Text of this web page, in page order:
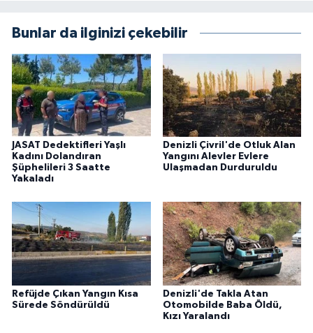
Bunlar da ilginizi çekebilir
JASAT Dedektifleri Yaşlı
Kadını Dolandıran
Şüphelileri 3 Saatte
Yakaladı
Denizli Çivril'de Otluk Alan
Yangını Alevler Evlere
Ulaşmadan Durduruldu
Refüjde Çıkan Yangın Kısa
Sürede Söndürüldü
Denizli'de Takla Atan
Otomobilde Baba Öldü,
Kızı Yaralandı